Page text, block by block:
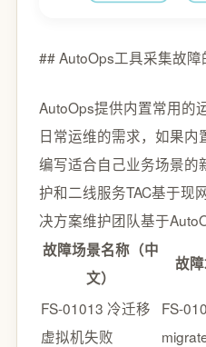
## AutoOps工具采集故障
AutoOps提供内置常用的
日常运维的需求，如果
编写适合自己业务场景的
护和二线服务TAC基于现
决方案维护团队基于
故障场景名称（中
文）
故
FS-01013 冷迁移
虚拟机失败
FS-